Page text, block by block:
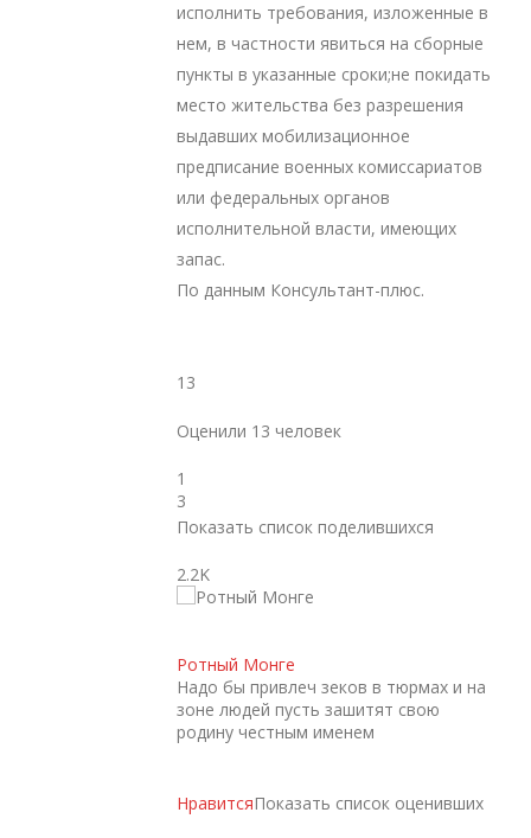
исполнить требования, изложенные в
нем, в частности явиться на сборные
пункты в указанные сроки;не покидать
место жительства без разрешения
выдавших мобилизационное
предписание военных комиссариатов
или федеральных органов
исполнительной власти, имеющих
запас.
​По данным Консультант-плюс.
13
Оценили 13 человек
1
3
Показать список поделившихся
2.2K
Ротный Монге
Надо бы привлеч зеков в тюрмах и на
зоне людей пусть зашитят свою
родину честным именем
НравитсяПоказать список оценивших